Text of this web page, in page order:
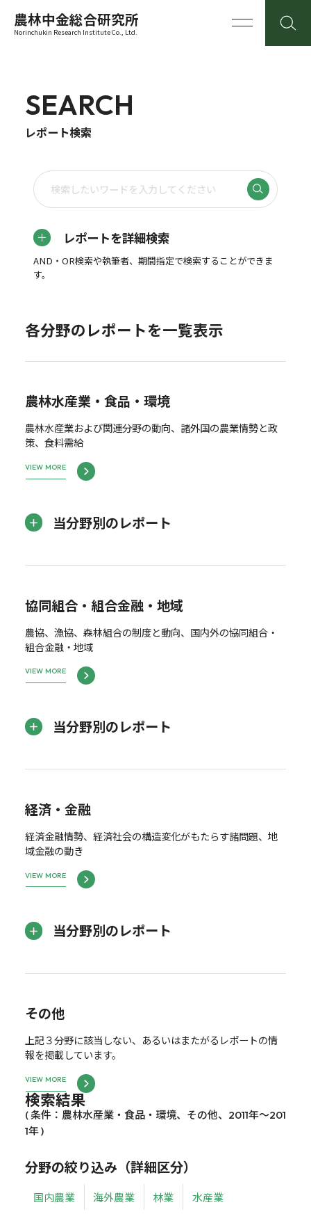
農林中金総合研究所
Norinchukin Research Institute Co., Ltd.
SEARCH
レポート検索
レポートを詳細検索
AND・OR検索や執筆者、期間指定で検索することができま
す。
各分野のレポートを一覧表示
農林水産業・食品・環境
農林水産業および関連分野の動向、諸外国の農業情勢と政
策、食料需給
VIEW MORE
当分野別のレポート
協同組合・組合金融・地域
農協、漁協、森林組合の制度と動向、国内外の協同組合・
組合金融・地域
VIEW MORE
当分野別のレポート
経済・金融
経済金融情勢、経済社会の構造変化がもたらす諸問題、地
域金融の動き
VIEW MORE
当分野別のレポート
その他
上記３分野に該当しない、あるいはまたがるレポートの情
報を掲載しています。
VIEW MORE
検索結果
( 条件：農林水産業・食品・環境、その他、2011年～201
1年 )
分野の絞り込み（詳細区分）
国内農業 海外農業 林業 水産業